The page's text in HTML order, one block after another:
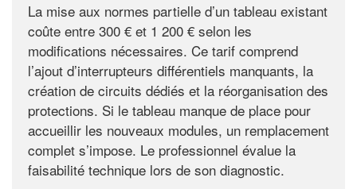
La mise aux normes partielle d’un tableau existant
coûte entre 300 € et 1 200 € selon les
modifications nécessaires. Ce tarif comprend
l’ajout d’interrupteurs différentiels manquants, la
création de circuits dédiés et la réorganisation des
protections. Si le tableau manque de place pour
accueillir les nouveaux modules, un remplacement
complet s’impose. Le professionnel évalue la
faisabilité technique lors de son diagnostic.